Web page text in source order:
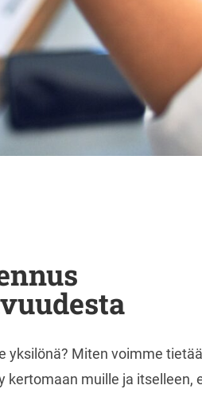
yksilönä? Miten voimme
kertomaan muille ja itselleen,